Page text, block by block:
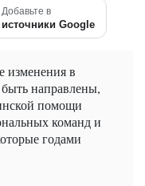
Добавьте в
источники Google
изменения в
направлены,
помощи
команд и
годами